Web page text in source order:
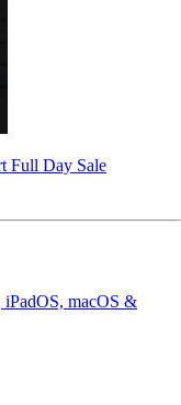
Full Day Sale
macOS &